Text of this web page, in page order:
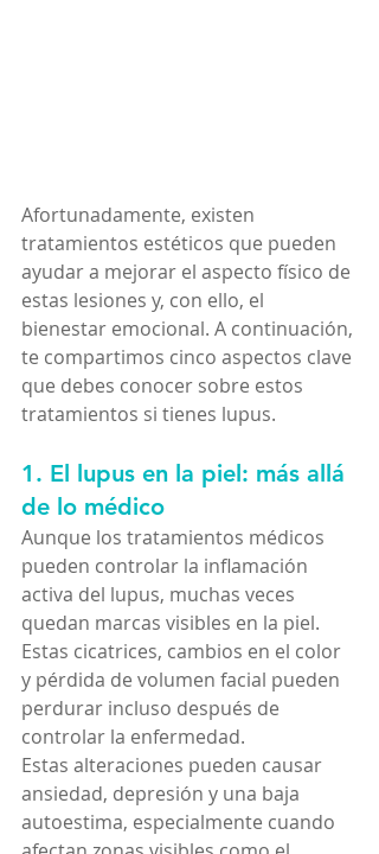
Afortunadamente, existen
tratamientos estéticos que pueden
ayudar a mejorar el aspecto físico de
estas lesiones y, con ello, el
bienestar emocional. A continuación,
te compartimos cinco aspectos clave
que debes conocer sobre estos
tratamientos si tienes lupus.
1. El lupus en la piel: más allá
de lo médico
Aunque los tratamientos médicos
pueden controlar la inflamación
activa del lupus, muchas veces
quedan marcas visibles en la piel.
Estas cicatrices, cambios en el color
y pérdida de volumen facial pueden
perdurar incluso después de
controlar la enfermedad.
Estas alteraciones pueden causar
ansiedad, depresión y una baja
autoestima, especialmente cuando